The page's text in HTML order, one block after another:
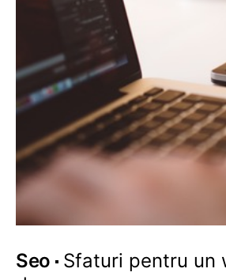
Seo
Sfaturi pentru un